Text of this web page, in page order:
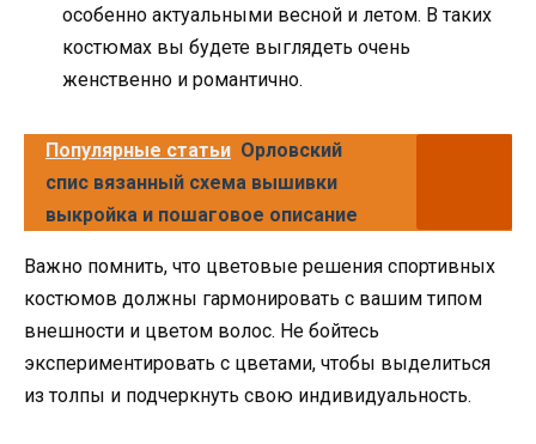
особенно актуальными весной и летом. В таких
костюмах вы будете выглядеть очень
женственно и романтично.
Популярные статьи Орловский
спис вязанный схема вышивки
выкройка и пошаговое описание
Важно помнить, что цветовые решения спортивных
костюмов должны гармонировать с вашим типом
внешности и цветом волос. Не бойтесь
экспериментировать с цветами, чтобы выделиться
из толпы и подчеркнуть свою индивидуальность.